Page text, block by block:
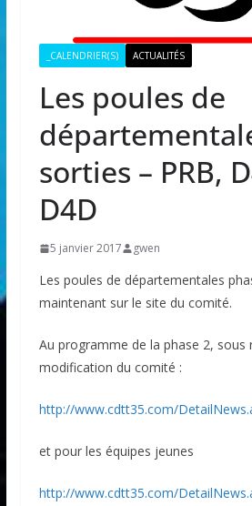
_CALENDRIER(S) ACTUALITÉS
Les poules de
sorties – PRB,
D4D
5 janvier 2017 gwen
Les poules de départementales
maintenant sur le site du comité.
Au programme de la phase 2, sous
modification du comité :
http://www.cdtt35.com/
et pour les équipes jeunes
http://www.cdtt35.com/